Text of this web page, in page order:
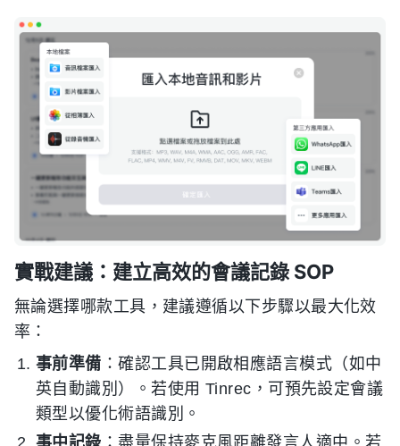
實戰建議：建立高效的會議記錄 SOP
無論選擇哪款工具，建議遵循以下步驟以最大化效
率：
事前準備 ：確認工具已開啟相應語言模式（如中
英自動識別）。若使用 Tinrec，可預先設定會議
類型以優化術語識別。
事中記錄 ：盡量保持麥克風距離發言人適中。若